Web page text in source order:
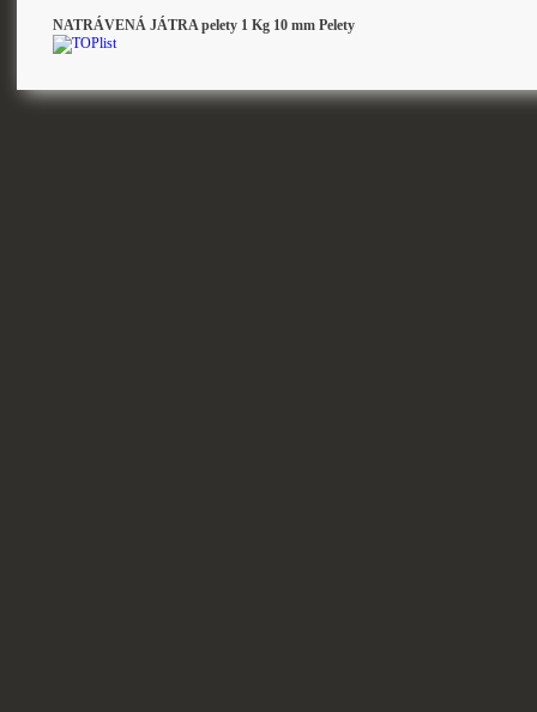
NATRÁVENÁ JÁTRA pelety 1 Kg 10 mm Pelety